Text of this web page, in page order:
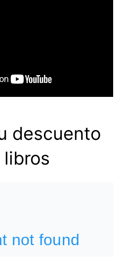
descuento
libros